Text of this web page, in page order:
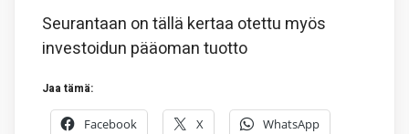
Seurantaan on tällä kertaa otettu myös
investoidun pääoman tuotto
Jaa tämä:
Facebook X WhatsApp